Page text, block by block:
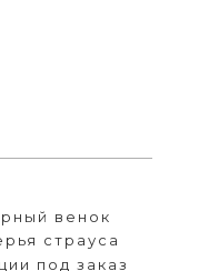
венок
страуса
под заказ